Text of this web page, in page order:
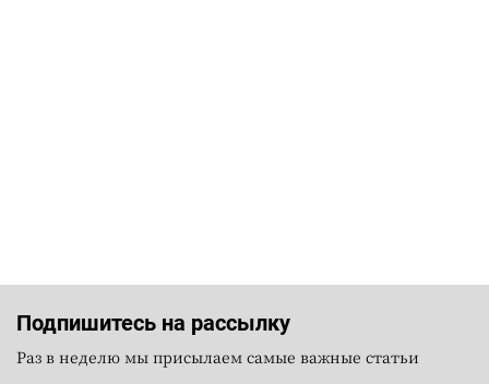
Подпишитесь на рассылку
Раз в неделю мы присылаем самые важные статьи